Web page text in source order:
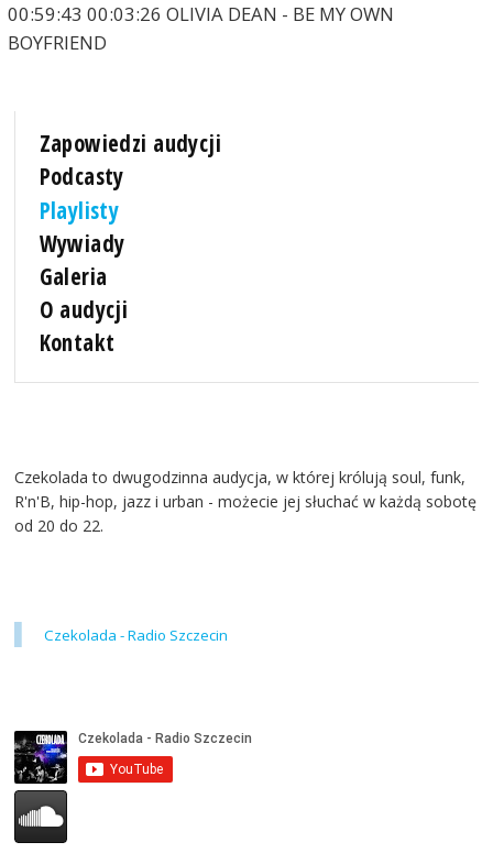
00:59:43 00:03:26 OLIVIA DEAN - BE MY OWN
BOYFRIEND
Zapowiedzi audycji
Podcasty
Playlisty
Wywiady
Galeria
O audycji
Kontakt
Czekolada to dwugodzinna audycja, w której królują soul, funk,
R'n'B, hip-hop, jazz i urban - możecie jej słuchać w każdą sobotę
od 20 do 22.
Czekolada - Radio Szczecin